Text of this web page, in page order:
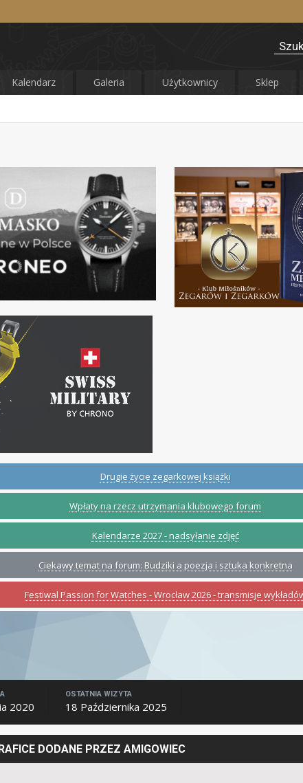
Kalendarz Galeria Użytkownicy Sklep
Drugie życie zegarkowej książki
Wpłaty na rzecz utrzymania klubowego forum
Kalendarze 2027 - nadsyłanie zdjęć
Ciekawy temat na forum: Budziki a poezja i sztuka konkretna
Festiwal Passion for Watches - Wrocław 2026 - transmisje
2020
OSTATNIA WIZYTA
18 Października 2025
DODANE PRZEZ AMIGOWIEC